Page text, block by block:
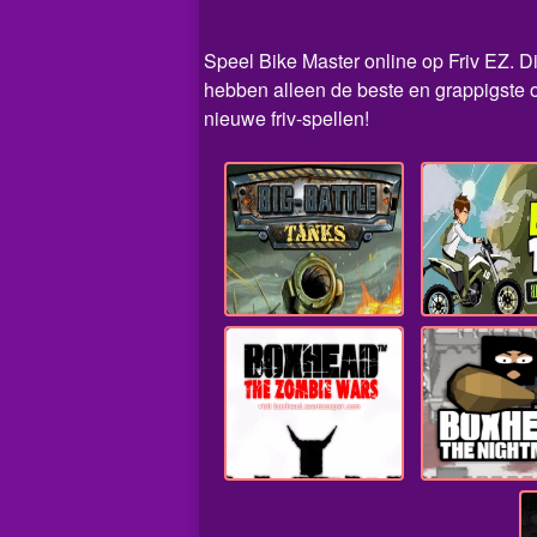
Speel Bike Master online op Friv EZ.
hebben alleen de beste en grappigste
nieuwe friv-spellen!